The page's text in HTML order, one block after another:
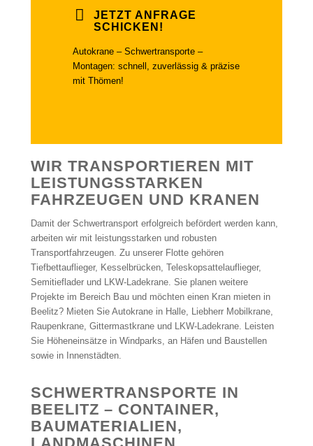
JETZT ANFRAGE
SCHICKEN!
Autokrane – Schwertransporte –
Montagen: schnell, zuverlässig & präzise
mit Thömen!
WIR TRANSPORTIEREN MIT
LEISTUNGSSTARKEN
FAHRZEUGEN UND KRANEN
Damit der Schwertransport erfolgreich befördert werden kann,
arbeiten wir mit leistungsstarken und robusten
Transportfahrzeugen. Zu unserer Flotte gehören
Tiefbettauflieger, Kesselbrücken, Teleskopsattelauflieger,
Semitieflader und LKW-Ladekrane. Sie planen weitere
Projekte im Bereich Bau und möchten einen Kran mieten in
Beelitz? Mieten Sie Autokrane in Halle, Liebherr Mobilkrane,
Raupenkrane, Gittermastkrane und LKW-Ladekrane. Leisten
Sie Höheneinsätze in Windparks, an Häfen und Baustellen
sowie in Innenstädten.
SCHWERTRANSPORTE IN
BEELITZ – CONTAINER,
BAUMATERIALIEN,